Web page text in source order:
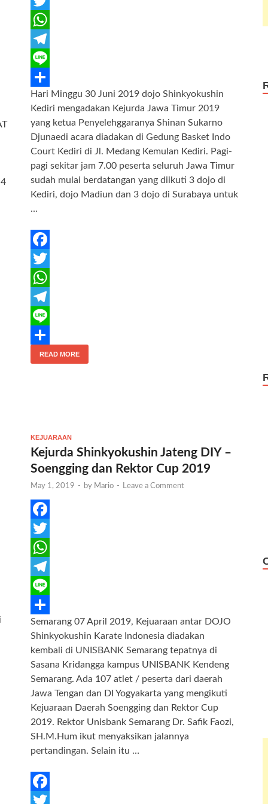
a
c
e
b
o
k
T
w
t
r
W
h
a
t
A
p
p
T
e
l
g
r
a
m
L
i
e
S
a
r
e
Hari Minggu 30 Juni 2019 dojo Shinkyokushin
Kediri mengadakan Kejurda Jawa Timur 2019
yang ketua Penyelehggaranya Shinan Sukarno
Djunaedi acara diadakan di Gedung Basket Indo
Court Kediri di Jl. Medang Kemulan Kediri. Pagi-
pagi sekitar jam 7.00 peserta seluruh Jawa Timur
sudah mulai berdatangan yang diikuti 3 dojo di
Kediri, dojo Madiun dan 3 dojo di Surabaya untuk
…
F
a
c
e
b
T
w
W
h
a
T
e
m
L
READ MORE
KEJUARAAN
Kejurda Shinkyokushin Jateng DIY –
Soengging dan Rektor Cup 2019
May 1, 2019 - by Mario - Leave a Comment
F
a
c
e
b
o
k
T
w
t
r
W
h
a
t
A
p
T
e
l
g
r
m
L
i
e
S
a
r
Semarang 07 April 2019, Kejuaraan antar DOJO
Shinkyokushin Karate Indonesia diadakan
kembali di UNISBANK Semarang tepatnya di
Sasana Kridangga kampus UNISBANK Kendeng
Semarang. Ada 107 atlet / peserta dari daerah
Jawa Tengan dan DI Yogyakarta yang mengikuti
Kejuaraan Daerah Soengging dan Rektor Cup
2019. Rektor Unisbank Semarang Dr. Safik Faozi,
SH.M.Hum ikut menyaksikan jalannya
pertandingan. Selain itu …
F